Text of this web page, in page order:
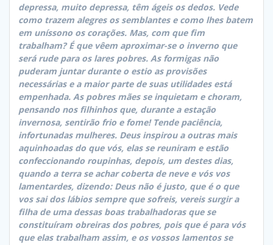
depressa, muito depressa, têm ágeis os dedos. Vede
como trazem alegres os semblantes e como lhes batem
em uníssono os corações. Mas, com que fim
trabalham? É que vêem aproximar-se o inverno que
será rude para os lares pobres. As formigas não
puderam juntar durante o estio as provisões
necessárias e a maior parte de suas utilidades está
empenhada. As pobres mães se inquietam e choram,
pensando nos filhinhos que, durante a estação
invernosa, sentirão frio e fome! Tende paciência,
infortunadas mulheres. Deus inspirou a outras mais
aquinhoadas do que vós, elas se reuniram e estão
confeccionando roupinhas, depois, um destes dias,
quando a terra se achar coberta de neve e vós vos
lamentardes, dizendo: Deus não é justo, que é o que
vos sai dos lábios sempre que sofreis, vereis surgir a
filha de uma dessas boas trabalhadoras que se
constituíram obreiras dos pobres, pois que é para vós
que elas trabalham assim, e os vossos lamentos se